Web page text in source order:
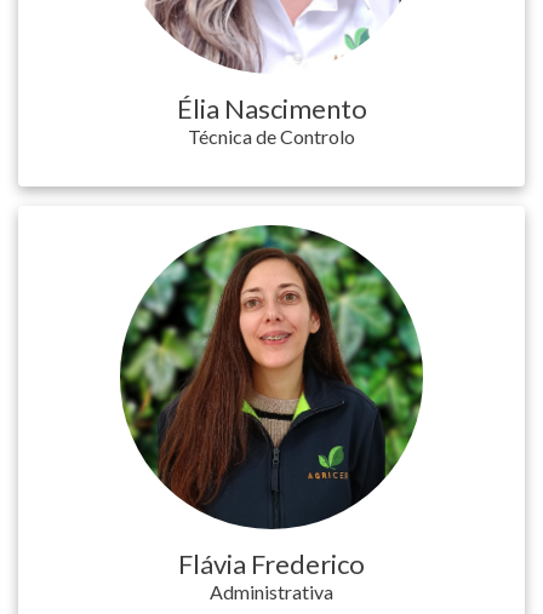
Élia Nascimento
Técnica de Controlo
Flávia Frederico
Administrativa